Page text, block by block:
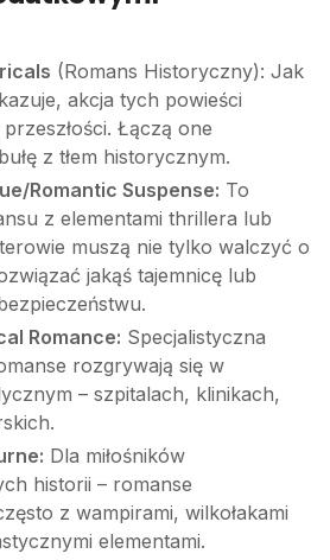
(Romans Historyczny): Jak
akcja tych powieści
Łączą one
z tłem historycznym.
Romantic Suspense: To
z elementami thrillera lub
muszą nie tylko walczyć o
jakąś tajemnicę lub
Romance: Specjalistyczna
rozgrywają się w
– szpitalach, klinikach,
Dla miłośników
historii – romanse
z wampirami, wilkołakami
elementami.